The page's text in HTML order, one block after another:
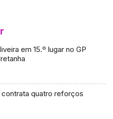
em 15.º lugar no GP
contrata quatro reforços